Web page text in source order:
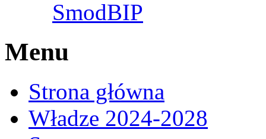
Menu
Strona główna
Władze 2024-2028